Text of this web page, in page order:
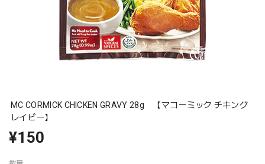
MC CORMICK CHICKEN GRAVY 28g 【マコーミック チキング
レイビー】
¥150